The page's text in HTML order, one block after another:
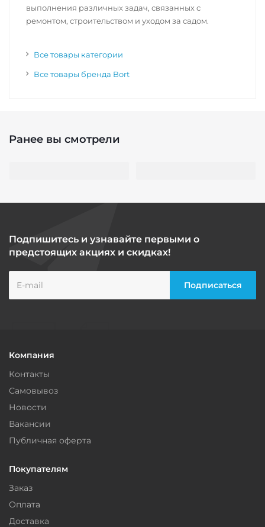
выполнения различных задач, связанных с
ремонтом, строительством и уходом за садом.
Все товары категории
Все товары бренда Bort
Ранее вы смотрели
Подпишитесь и узнавайте первыми о
предстоящих акциях и скидках!
Компания
Контакты
Самовывоз
Новости
Вакансии
Публичная оферта
Покупателям
Заказ
Оплата
Доставка